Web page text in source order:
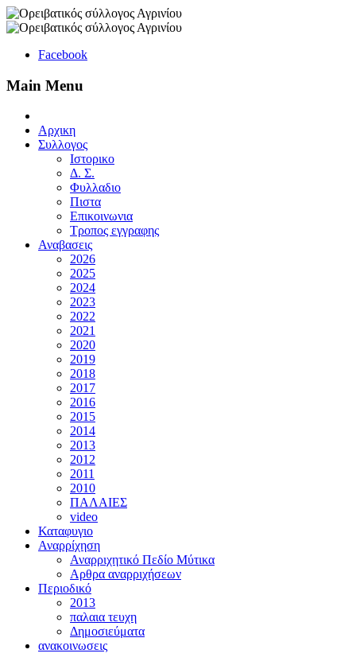
Facebook
Main Menu
Αρχικη
Συλλογος
Ιστορικο
Δ. Σ.
Φυλλαδιο
Πιστα
Επικοινωνια
Τροπος εγγραφης
Αναβασεις
2026
2025
2024
2023
2022
2021
2020
2019
2018
2017
2016
2015
2014
2013
2012
2011
2010
ΠΑΛΑΙΕΣ
video
Καταφυγιο
Αναρρίχηση
Αναρριχητικό Πεδίο Μύτικα
Αρθρα αναρριχήσεων
Περιοδικό
2013
παλαια τευχη
Δημοσιεύματα
ανακοινωσεις